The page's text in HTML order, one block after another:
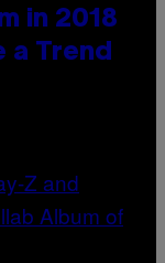
in 2018
a Trend